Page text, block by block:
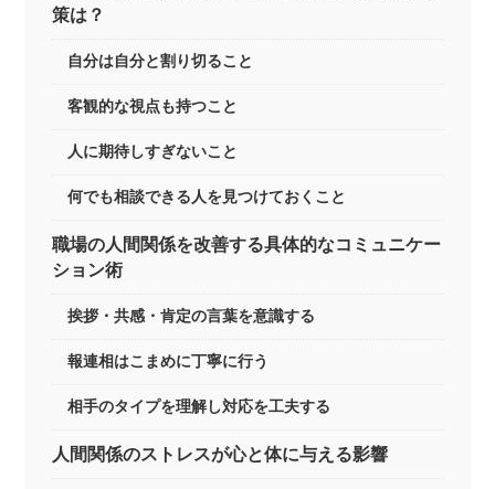
策は？
自分は自分と割り切ること
客観的な視点も持つこと
人に期待しすぎないこと
何でも相談できる人を見つけておくこと
職場の人間関係を改善する具体的なコミュニケー
ション術
挨拶・共感・肯定の言葉を意識する
報連相はこまめに丁寧に行う
相手のタイプを理解し対応を工夫する
人間関係のストレスが心と体に与える影響